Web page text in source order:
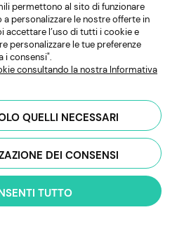
semi per microgreens e germogli |
| Obywatelska 128, 94-104 Łódź,
|hello@mpseeds.eu| +48
601 396 141
permettono al sito di funzionare
personalizzare le nostre offerte in
accettare l’uso di tutti i cookie e
personalizzare le tue preferenze
i consensi".
consultando la nostra Informativa
QUELLI NECESSARI
DEI CONSENSI
TUTTO